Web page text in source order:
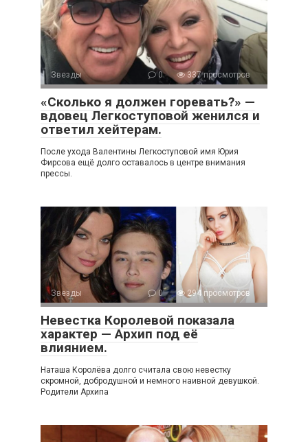
Звезды 0 337 просмотров
«Сколько я должен горевать?» —
вдовец Легкоступовой женился и
ответил хейтерам.
После ухода Валентины Легкоступовой имя Юрия
Фирсова ещё долго оставалось в центре внимания
прессы.
Звезды 0 294 просмотров
Невестка Королевой показала
характер — Архип под её
влиянием.
Наташа Королёва долго считала свою невестку
скромной, добродушной и немного наивной девушкой.
Родители Архипа